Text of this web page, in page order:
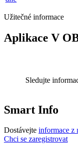
Užitečné informace
Aplikace V
Sledujte
Smart Info
Dostávejte informace z
Chci se zaregistrovat